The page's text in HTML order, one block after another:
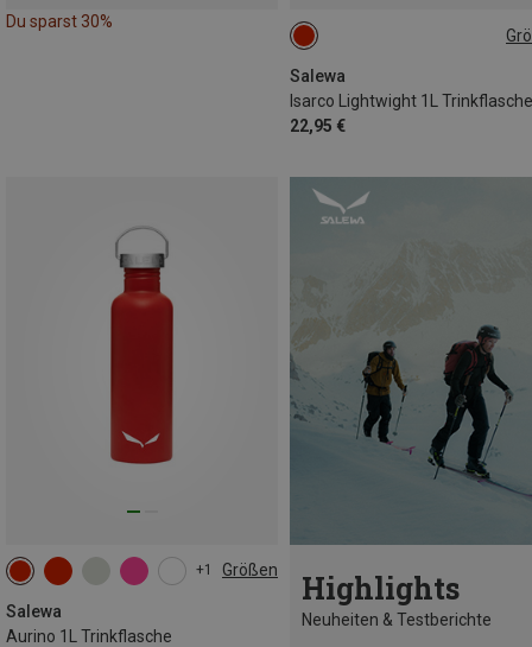
Du sparst 30%
Salewa
Isarco Lightwight 1L Trinkflasche
22,95 €
1L
+1 Größen
Salewa
Aurino 1L Trinkflasche
1L Highlights
Neuheiten & Testberichte